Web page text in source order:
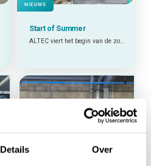
Details Over
NIEUWS
Start of Summer
ALTEC viert het begin van de zomer!